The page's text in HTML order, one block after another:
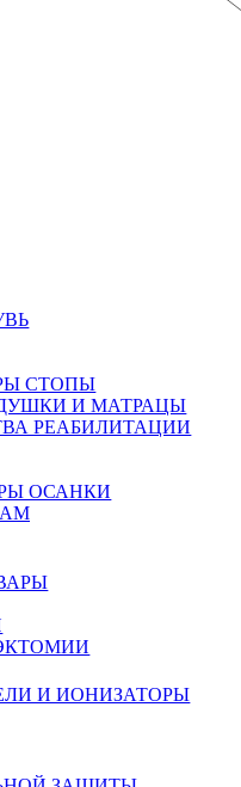
СТОПЫ
И МАТРАЦЫ
РЕАБИЛИТАЦИИ
ОСАНКИ
И ИОНИЗАТОРЫ